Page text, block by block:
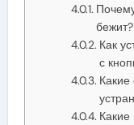
бежит?
Как
с